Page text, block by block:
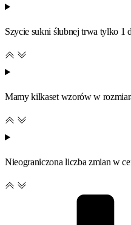
Szycie sukni ślubnej trwa tylko 1
Mamy kilkaset wzorów w
Nieograniczona liczba zmian w